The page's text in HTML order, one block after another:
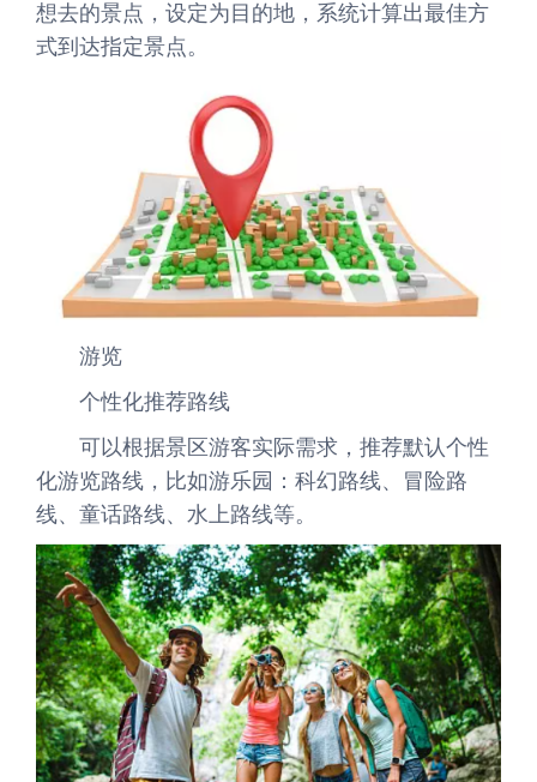
想去的景点，设定为目的地，系统计算出最佳方
式到达指定景点。
游览
个性化推荐路线
可以根据景区游客实际需求，推荐默认个性
化游览路线，比如游乐园：科幻路线、冒险路
线、童话路线、水上路线等。